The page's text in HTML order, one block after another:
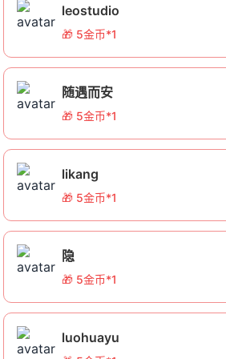
SourceGuardian全面支持PHP 5.3至8.2
无需重构即可获得保护。
活动详情：如何参与抽奖
活动时间与参与方式
本次“代码保护金币抽奖”活动将持续一个月
活动时间：即日起至下月同日
参与资格：在本站注册的所有开发者用
参与方式 ：
登录您的账户
在活动页面点击“立即参与”
完成简单的开发者调查（约3分钟）
leostudio
🎁 5金币*1
随遇而安
🎁 5金币*1
likang
🎁 5金币*1
隐
🎁 5金币*1
luohuayu